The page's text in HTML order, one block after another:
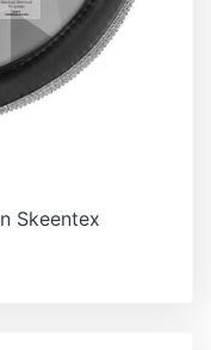
Skeentex